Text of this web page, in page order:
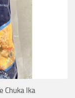
Chuka Ika